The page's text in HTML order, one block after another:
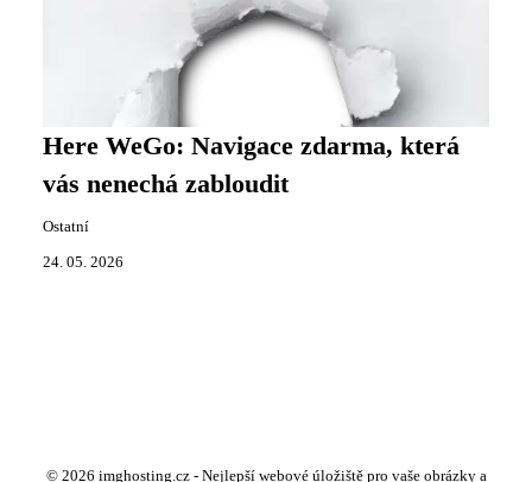
Here WeGo: Navigace zdarma, která
vás nenechá zabloudit
Ostatní
24. 05. 2026
© 2026 imghosting.cz - Nejlepší webové úložiště pro vaše obrázky a